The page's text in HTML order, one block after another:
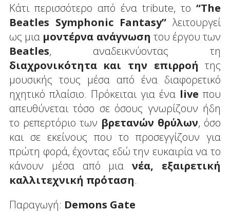
Κάτι περισσότερο από ένα tribute, το“The
Beatles Symphonic Fantasy” λειτουργεί
ως μια μοντέρνα ανάγνωση του έργου των
Beatles, αναδεικνύοντας τη
διαχρονικότητα και την επιρροή της
μουσικής τους μέσα από ένα διαφορετικό
ηχητικό πλαίσιο. Πρόκειται για ένα live που
απευθύνεται τόσο σε όσους γνωρίζουν ήδη
το ρεπερτόριο των βρετανών θρύλων, όσο
και σε εκείνους που το προσεγγίζουν για
πρώτη φορά, έχοντας εδώ την ευκαιρία να το
κάνουν μέσα από μιανέα, εξαιρετική
καλλιτεχνική πρόταση.
Παραγωγή: Demons Gate